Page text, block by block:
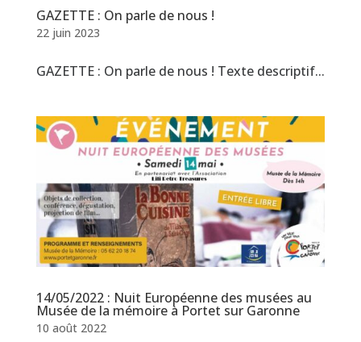
GAZETTE : On parle de nous !
22 juin 2023
GAZETTE : On parle de nous ! Texte descriptif...
14/05/2022 : Nuit Européenne des musées au
Musée de la mémoire à Portet sur Garonne
10 août 2022